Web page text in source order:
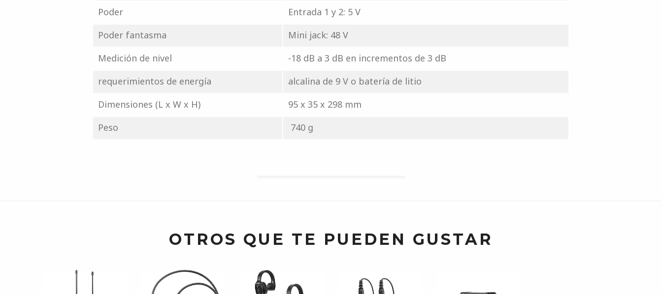
Poder
Entrada 1 y 2: 5 V
Poder fantasma
Mini jack: 48 V
Medición de nivel
-18 dB a 3 dB en incrementos de 3 dB
requerimientos de energía
alcalina de 9 V o batería de litio
Dimensiones (L x W x H)
95 x 35 x 298 mm
Peso
740 g
OTROS QUE TE PUEDEN GUSTAR